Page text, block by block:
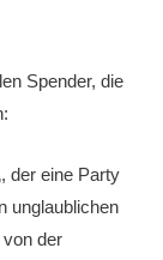
Spender, die
der eine Party
unglaublichen
der